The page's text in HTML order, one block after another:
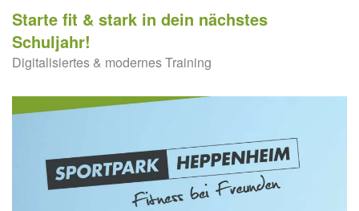
Starte fit & stark in dein nächstes
Schuljahr!
Digitalisiertes & modernes Training